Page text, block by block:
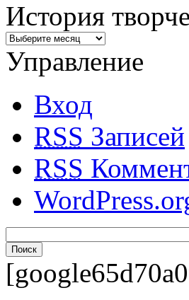
История
Управление
Вход
RSS Записей
RSS